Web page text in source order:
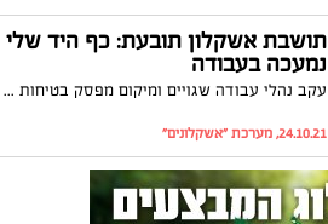
תושבת אשקלון תובעת: כף היד שלי
נמעכה בעבודה
עקב נהלי עבודה שגויים ומיקום מפסק בטיחות באופן לקוי, כף היד של תושבת אשקלון שעבדה במשחטה נמשכה לתוך מכונה המערבלת בשר להכשרה ונמעכה. כעת היא תובעת פיצוי של מאות אלפי שקלים באמצעות עו"ד איל כהן
24.10.21, מערכת "אשקלונים"